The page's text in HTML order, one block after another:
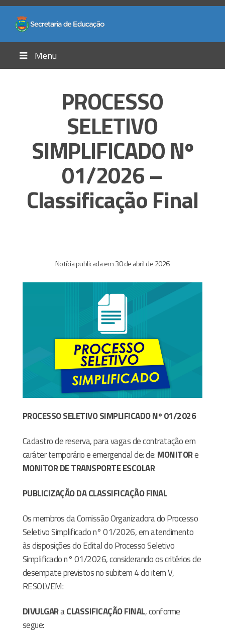
Menu
PROCESSO
SELETIVO
SIMPLIFICADO Nº
01/2026 –
Classificação Final
Notícia publicada em 30 de abril de 2026
PROCESSO SELETIVO SIMPLIFICADO Nº 01/2026
Cadastro de reserva, para vagas de contratação em
caráter temporário e emergencial de: de:MONITORe
MONITOR DE TRANSPORTE ESCOLAR
PUBLICIZAÇÃO DA CLASSIFICAÇÃO FINAL
Os membros da Comissão Organizadora do Processo
Seletivo Simplificado n° 01/2026, em atendimento
às disposições do Edital do Processo Seletivo
Simplificado n° 01/2026, considerando os critérios de
desempate previstos no subitem 4 do item V,
RESOLVEM:
DIVULGARaCLASSIFICAÇÃO FINAL, conforme
segue: